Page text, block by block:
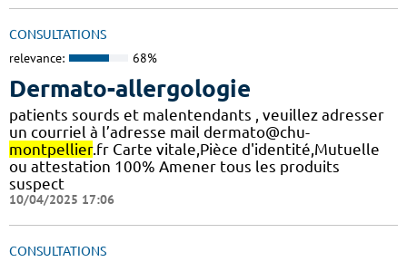
CONSULTATIONS
relevance: 68%
Dermato-allergologie
patients sourds et malentendants , veuillez adresser
un courriel à l’adresse mail dermato@chu-
montpellier.fr Carte vitale,Pièce d'identité,Mutuelle
ou attestation 100% Amener tous les produits
suspect
10/04/2025 17:06
CONSULTATIONS